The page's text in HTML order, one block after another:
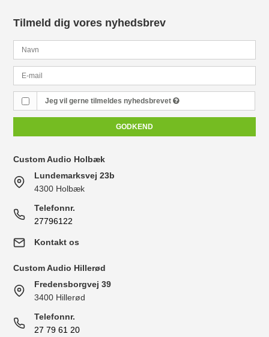
Tilmeld dig vores nyhedsbrev
Jeg vil gerne tilmeldes nyhedsbrevet
GODKEND
Custom Audio Holbæk
Lundemarksvej 23b
4300 Holbæk
Telefonnr.
27796122
Kontakt os
Custom Audio Hillerød
Fredensborgvej 39
3400 Hillerød
Telefonnr.
27 79 61 20